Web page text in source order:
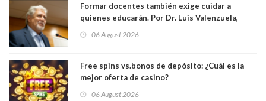
Formar docentes también exige cuidar a
quienes educarán. Por Dr. Luis Valenzuela,
Académicos U. Católica Silva Henríquez
06 August 2026
Free spins vs.bonos de depósito: ¿Cuál es la
mejor oferta de casino?
06 August 2026